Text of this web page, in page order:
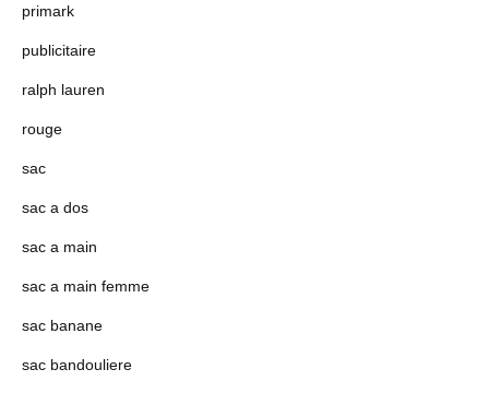
primark
publicitaire
ralph lauren
rouge
sac
sac a dos
sac a main
sac a main femme
sac banane
sac bandouliere